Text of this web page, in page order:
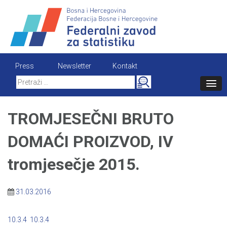
content
Press Newsletter
Kontakt
Search
for:
TROMJESEČNI BRUTO
DOMAĆI PROIZVOD, IV
tromjesečje 2015.
31.03.2016
10.3.4 10.3.4